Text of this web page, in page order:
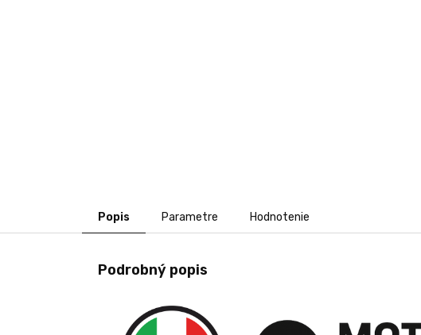
Popis Parametre Hodnotenie
Podrobný popis